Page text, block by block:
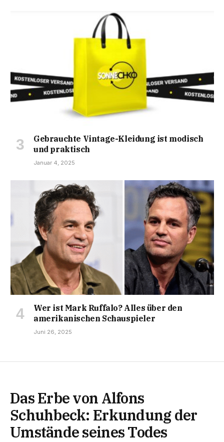
Gebrauchte Vintage-Kleidung ist modisch
und praktisch
Januar 4, 2025
Wer ist Mark Ruffalo? Alles über den
amerikanischen Schauspieler
Juni 26, 2025
Das Erbe von Alfons
Schuhbeck: Erkundung der
Umstände seines Todes